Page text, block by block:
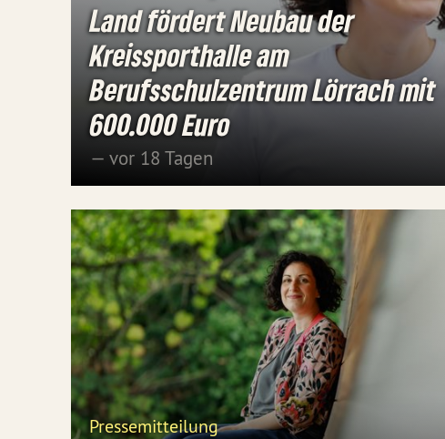
Land fördert Neubau der
Kreissporthalle am
Berufsschulzentrum Lörrach mit
600.000 Euro
— vor 18 Tagen
Pressemitteilung